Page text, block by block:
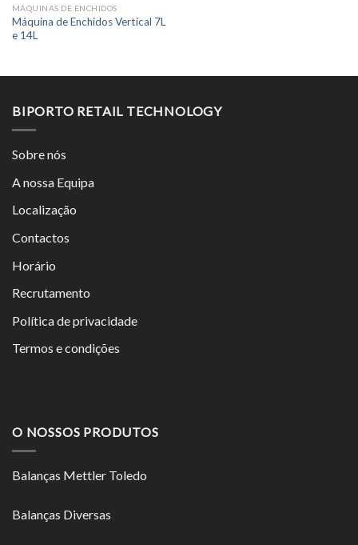
MÁQUINAS DE ENCHIDOS
Máquina de Enchidos Vertical 7L
e 14L
BIPORTO RETAIL TECHNOLOGY
Sobre nós
A nossa Equipa
Localização
Contactos
Horário
Recrutamento
Política de privacidade
Termos e condições
O NOSSOS PRODUTOS
Balanças Mettler Toledo
Balanças Diversas